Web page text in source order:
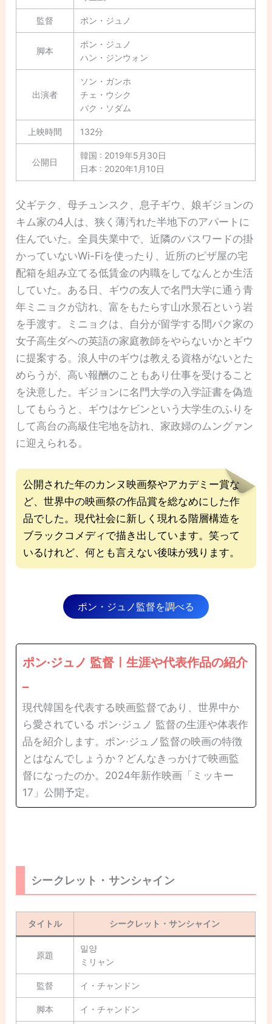
監督 ポン・ジュノ
脚本
ポン・ジュノ
ハン・ジンウォン
出演者
ソン・ガンホ
チェ・ウシク
パク・ソダム
上映時間 132分
公開日
韓国 : 2019年5月30日
日本 : 2020年1月10日
父ギテク、母チュンスク、息子ギウ、娘ギジョンの
キム家の4人は、狭く薄汚れた半地下のアパートに
住んでいた。全員失業中で、近隣のパスワードの掛
かっていないWi-Fiを使ったり、近所のピザ屋の宅
配箱を組み立てる低賃金の内職をしてなんとか生活
していた。ある日、ギウの友人で名門大学に通う青
年ミニョクが訪れ、富をもたらす山水景石という岩
を手渡す。ミニョクは、自分が留学する間パク家の
女子高生ダヘの英語の家庭教師をやらないかとギウ
に提案する。浪人中のギウは教える資格がないとた
めらうが、高い報酬のこともあり仕事を受けること
を決意した。ギジョンに名門大学の入学証書を偽造
してもらうと、ギウはケビンという大学生のふりを
して高台の高級住宅地を訪れ、家政婦のムングァン
に迎えられる。
公開された年のカンヌ映画祭やアカデミー賞な
ど、世界中の映画祭の作品賞を総なめにした作
品でした。現代社会に新しく現れる階層構造を
ブラックコメディで描き出しています。笑って
いるけれど、何とも言えない後味が残ります。
ポン・ジュノ監督を調べる
ポン·ジュノ 監督ㅣ生涯や代表作品の紹介
–
現代韓国を代表する映画監督であり、世界中か
ら愛されている ポン·ジュノ 監督の生涯や体表作
品を紹介します。ポン·ジュノ監督の映画の特徴
とはなんでしょうか？どんなきっかけで映画監
督になったのか。2024年新作映画「ミッキー
17」公開予定。
シークレット・サンシャイン
タイトル シークレット・サンシャイン
原題
밀양
ミリャン
監督 イ・チャンドン
脚本 イ・チャンドン